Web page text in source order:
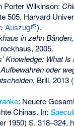
Porter Wilkinson:
505. Harvard
Auszug
).
in zehn
2005.
Knowledge: What Is
oder
Brill, 2013 (
: Neuere
Chinas. In:
1950) S. 318–324,